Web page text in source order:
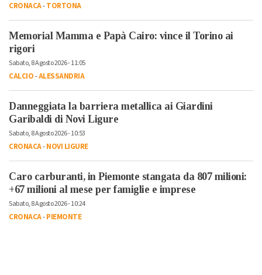
CRONACA-TORTONA
Memorial Mamma e Papà Cairo: vince il Torino ai
rigori
Sabato, 8 Agosto 2026 - 11:05
CALCIO-ALESSANDRIA
Danneggiata la barriera metallica ai Giardini
Garibaldi di Novi Ligure
Sabato, 8 Agosto 2026 - 10:53
CRONACA-NOVI LIGURE
Caro carburanti, in Piemonte stangata da 807 milioni:
+67 milioni al mese per famiglie e imprese
Sabato, 8 Agosto 2026 - 10:24
CRONACA-PIEMONTE